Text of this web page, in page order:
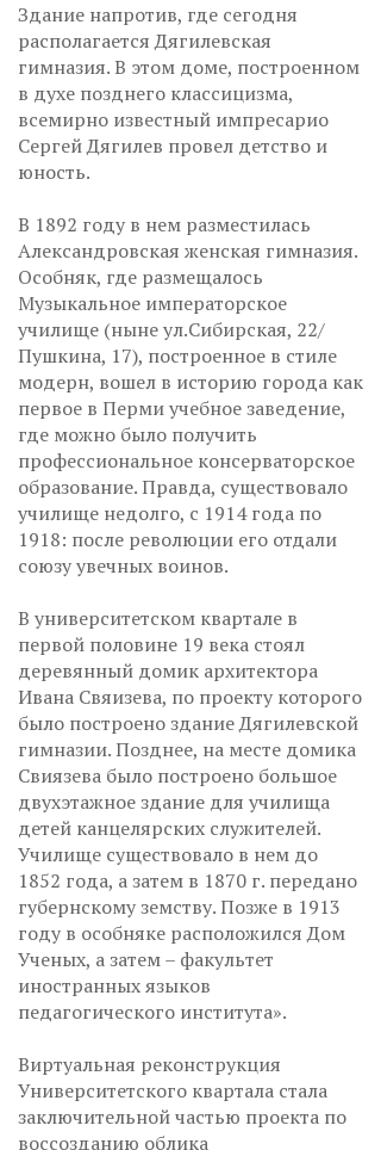
Здание напротив, где сегодня
располагается Дягилевская
гимназия. В этом доме, построенном
в духе позднего классицизма,
всемирно известный импресарио
Сергей Дягилев провел детство и
юность.
В 1892 году в нем разместилась
Александровская женская гимназия.
Особняк, где размещалось
Музыкальное императорское
училище (ныне ул.Сибирская, 22/
Пушкина, 17), построенное в стиле
модерн, вошел в историю города как
первое в Перми учебное заведение,
где можно было получить
профессиональное консерваторское
образование. Правда, существовало
училище недолго, с 1914 года по
1918: после революции его отдали
союзу увечных воинов.
В университетском квартале в
первой половине 19 века стоял
деревянный домик архитектора
Ивана Свяизева, по проекту которого
было построено здание Дягилевской
гимназии. Позднее, на месте домика
Свиязева было построено большое
двухэтажное здание для училища
детей канцелярских служителей.
Училище существовало в нем до
1852 года, а затем в 1870 г. передано
губернскому земству. Позже в 1913
году в особняке расположился Дом
Ученых, а затем – факультет
иностранных языков
педагогического института».
Виртуальная реконструкция
Университетского квартала стала
заключительной частью проекта по
воссозданию облика